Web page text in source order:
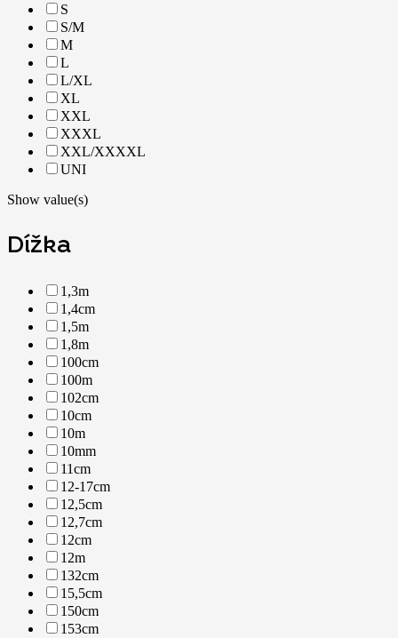
S
S/M
M
L
L/XL
XL
XXL
XXXL
XXL/XXXXL
UNI
Show value(s)
Dížka
1,3m
1,4cm
1,5m
1,8m
100cm
100m
102cm
10cm
10m
10mm
11cm
12-17cm
12,5cm
12,7cm
12cm
12m
132cm
15,5cm
150cm
153cm